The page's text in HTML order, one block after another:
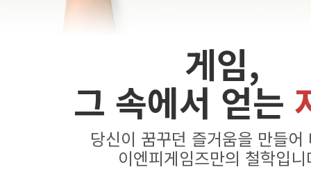
게임,
그 속에서 얻는
당신이 꿈꾸던 즐거움을 만들어
이엔피게임즈만의 철학입